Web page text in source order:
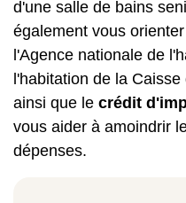
d'une salle de bains
également vous
l'Agence nationale de
l'habitation de la
ainsi que le crédit
vous aider à amoindrir
dépenses.